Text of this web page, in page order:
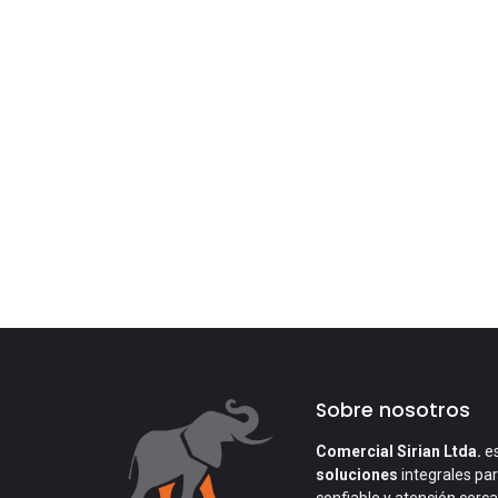
Sobre nosotros
Comercial Sirian Ltda.
soluciones integrales